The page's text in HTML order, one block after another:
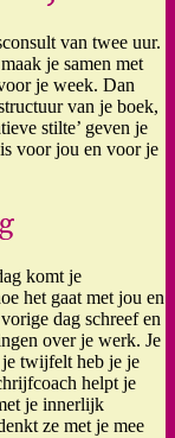
van twee uur.
je samen met
je week. Dan
van je boek,
stilte’ geven je
voor jou en voor je
komt je
het gaat met jou en
dag schreef en
over je werk. Je
je twijfelt heb je je
helpt je
je innerlijk
ze met je mee